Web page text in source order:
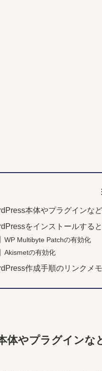
本体やプラグインな
をインストールする
WP Multibyte Patchの有効化
Akismetの有効化
作成手順のリンクメモ
体やプラグインな